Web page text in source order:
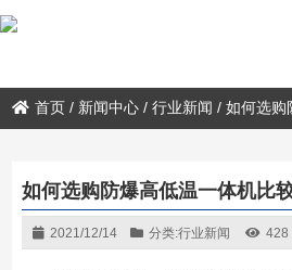
首页 / 新闻中心 /行业新闻 /如何选购
如何选购防爆高低温一体机比
2021/12/14 分类:行业新闻 428